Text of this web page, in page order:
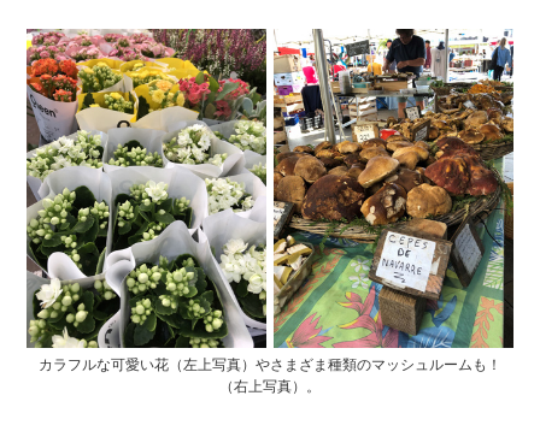
カラフルな可愛い花（左上写真）やさまざま種類のマッシュルームも！
（右上写真）。